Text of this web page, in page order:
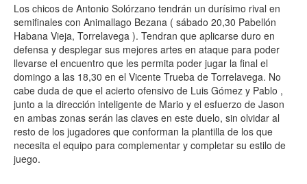
Los chicos de Antonio Solórzano tendrán un durísimo rival en
semifinales con Animallago Bezana ( sábado 20,30 Pabellón
Habana Vieja, Torrelavega ). Tendran que aplicarse duro en
defensa y desplegar sus mejores artes en ataque para poder
llevarse el encuentro que les permita poder jugar la final el
domingo a las 18,30 en el Vicente Trueba de Torrelavega. No
cabe duda de que el acierto ofensivo de Luis Gómez y Pablo ,
junto a la dirección inteligente de Mario y el esfuerzo de Jason
en ambas zonas serán las claves en este duelo, sin olvidar al
resto de los jugadores que conforman la plantilla de los que
necesita el equipo para complementar y completar su estilo de
juego.